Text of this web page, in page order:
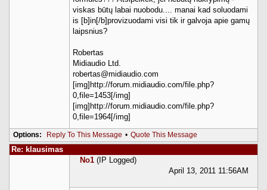
viskas būtų labai nuobodu.... manai kad soluodami
is [b]in[/b]provizuodami visi tik ir galvoja apie gamų
laipsnius?
Robertas
Midiaudio Ltd.
robertas@midiaudio.com
[img]http://forum.midiaudio.com/file.php?
0,file=1453[/img]
[img]http://forum.midiaudio.com/file.php?
0,file=1964[/img]
Options: Reply To This Message • Quote This Message
Re: klausimas
No1 (IP Logged)
April 13, 2011 11:56AM